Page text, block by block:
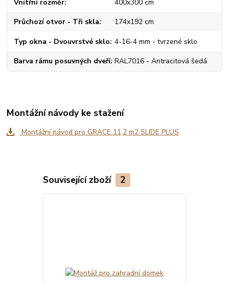
Vnitřní rozměr 400x300 cm
Průchozí otvor - Tři skla 174x192 cm
Typ okna - Dvouvrstvé sklo 4-16-4 mm - tvrzené sklo
Barva rámu posuvných dveří RAL7016 - Antracitová šedá
Montážní návody ke stažení
Montážní návod pro GRACE 11,2 m2 SLIDE PLUS
Související zboží 2